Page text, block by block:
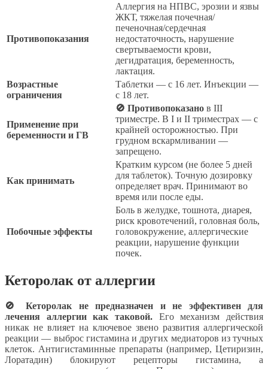
Противопоказания
Аллергия на НПВС, эрозии и язвы
ЖКТ, тяжелая почечная/
печеночная/сердечная
недостаточность, нарушение
свертываемости крови,
дегидратация, беременность,
лактация.
Возрастные
ограничения
Таблетки — с 16 лет. Инъекции —
с 18 лет.
Применение при
беременности и ГВ
🚫 Противопоказано в III
триместре. В I и II триместрах — с
крайней осторожностью. При
грудном вскармливании —
запрещено.
Как принимать
Кратким курсом (не более 5 дней
для таблеток). Точную дозировку
определяет врач. Принимают во
время или после еды.
Побочные эффекты
Боль в желудке, тошнота, диарея,
риск кровотечений, головная боль,
головокружение, аллергические
реакции, нарушение функции
почек.
Кеторолак от аллергии
🚫 Кеторолак не предназначен и не эффективен для
лечения аллергии как таковой. Его механизм действия
никак не влияет на ключевое звено развития аллергической
реакции — выброс гистамина и других медиаторов из тучных
клеток. Антигистаминные препараты (например, Цетиризин,
Лоратадин) блокируют рецепторы гистамина, а